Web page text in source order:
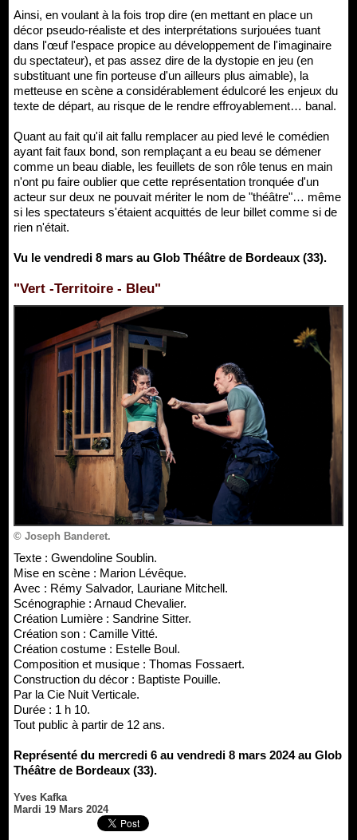
Ainsi, en voulant à la fois trop dire (en mettant en place un
décor pseudo-réaliste et des interprétations surjouées tuant
dans l'œuf l'espace propice au développement de l'imaginaire
du spectateur), et pas assez dire de la dystopie en jeu (en
substituant une fin porteuse d'un ailleurs plus aimable), la
metteuse en scène a considérablement édulcoré les enjeux du
texte de départ, au risque de le rendre effroyablement… banal.
Quant au fait qu'il ait fallu remplacer au pied levé le comédien
ayant fait faux bond, son remplaçant a eu beau se démener
comme un beau diable, les feuillets de son rôle tenus en main
n'ont pu faire oublier que cette représentation tronquée d'un
acteur sur deux ne pouvait mériter le nom de "théâtre"… même
si les spectateurs s'étaient acquittés de leur billet comme si de
rien n'était.
Vu le vendredi 8 mars au Glob Théâtre de Bordeaux (33).
"Vert -Territoire - Bleu"
© Joseph Banderet.
Texte : Gwendoline Soublin.
Mise en scène : Marion Lévêque.
Avec : Rémy Salvador, Lauriane Mitchell.
Scénographie : Arnaud Chevalier.
Création Lumière : Sandrine Sitter.
Création son : Camille Vitté.
Création costume : Estelle Boul.
Composition et musique : Thomas Fossaert.
Construction du décor : Baptiste Pouille.
Par la Cie Nuit Verticale.
Durée : 1 h 10.
Tout public à partir de 12 ans.
Représenté du mercredi 6 au vendredi 8 mars 2024 au Glob
Théâtre de Bordeaux (33).
Yves Kafka
Mardi 19 Mars 2024